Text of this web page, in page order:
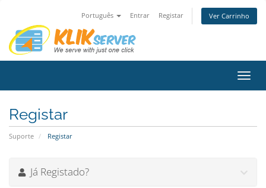
Português Entrar Registar Ver Carrinho
Registar
Suporte Registar
Já Registado?